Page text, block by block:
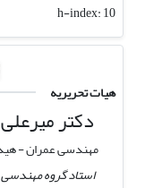
h-index:10
هیات تحریریه
دکتر
مهندسی عمران -
استاد گروه مهندسی